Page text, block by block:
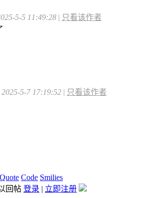
5-5 11:49:28 | 只看该作者
5-7 17:19:52 | 只看该作者
Quote Code Smilies
回帖 登录 | 立即注册